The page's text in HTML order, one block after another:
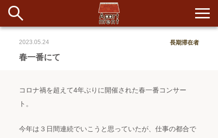
春一番にて
2023.05.24 長期滞在者
コロナ禍を超えて4年ぶりに開催された春一番コンサー
ト。
今年は３日間連続でいこうと思っていたが、仕事の都合で